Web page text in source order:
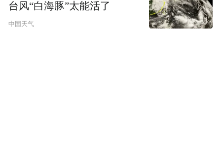
台风“白海豚”太能活了
中国天气